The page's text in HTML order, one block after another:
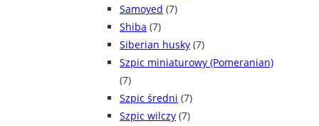
Samoyed (7)
Shiba (7)
Siberian husky (7)
Szpic miniaturowy (Pomeranian)
(7)
Szpic średni (7)
Szpic wilczy (7)